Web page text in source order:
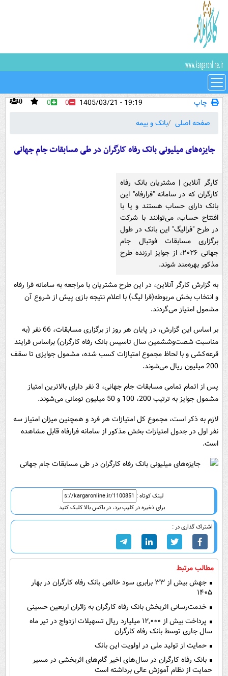
چاپ 0 0 0
19:19 - 1405/03/21
صفحه اصلی
بانک و بیمه
جایزه‌های میلیونی بانک رفاه کارگران در طی مسابقات جام جهانی
کارگر آنلاین | مشتریان بانک رفاه
کارگران که در سامانه "فرارفاه" این
بانک دارای حساب هستند و یا با
افتتاح حساب، می‌توانند با شرکت
در طرح "فرالیگ" این بانک در طول
برگزاری مسابقات فوتبال جام
جهانی ۲۰۲۶، از جوایز ارزنده طرح
مذکور بهره‌مند شوند.
به گزارش کارگر آنلاین، در این طرح مشتریان با مراجعه به سامانه فرا رفاه
و انتخاب بخش مربوطه(فرا لیگ) با اعلام نتیجه بازی پیش از شروع آن
مشمول امتیاز می‌گردند.
بر اساس این گزارش، در پایان هر روز از برگزاری مسابقات، 66 نفر (به
مناسبت شصت‌وششمین سال تاسیس بانک رفاه کارگران) براساس فرایند
قرعه‌کشی و با لحاظ مجموع امتیازات کسب شده، مشمول جوایزی تا سقف
200 میلیون ریال می‌شوند.
پس از اتمام تمامی مسابقات جام جهانی، 3 نفر دارای بالاترین امتیاز
مشمول جوایز به ترتیب 200، 100 و 50 میلیون تومانی می‌شوند.
لازم به ذکر است، مجموع کل امتیازات هر فرد و همچنین میزان امتیاز سه
نفر اول در جدول امتیازات بخش مذکور از سامانه فرارفاه قابل مشاهده
است.
لینک کوتاه :
برای ذخیره در کلیپ برد، در باکس بالا کلیک کنید
اشتراک گذاری در :
مطالب مرتبط
جهش بیش از ۳۳ برابری سود خالص بانک رفاه کارگران در بهار
۱۴۰۵
خدمت‌رسانی اثربخش بانک رفاه کارگران به زائران اربعین حسینی
پرداخت بیش از ۱۲,۰۰۰ میلیارد ریال تسهیلات ازدواج در تیر ماه
سال جاری توسط بانک رفاه کارگران
حمایت از تولید ملی در اولویت این بانک
بانک رفاه کارگران در سال‌های اخیر گام‌های اثربخشی در مسیر
حمایت از نظام آموزش عالی برداشته است